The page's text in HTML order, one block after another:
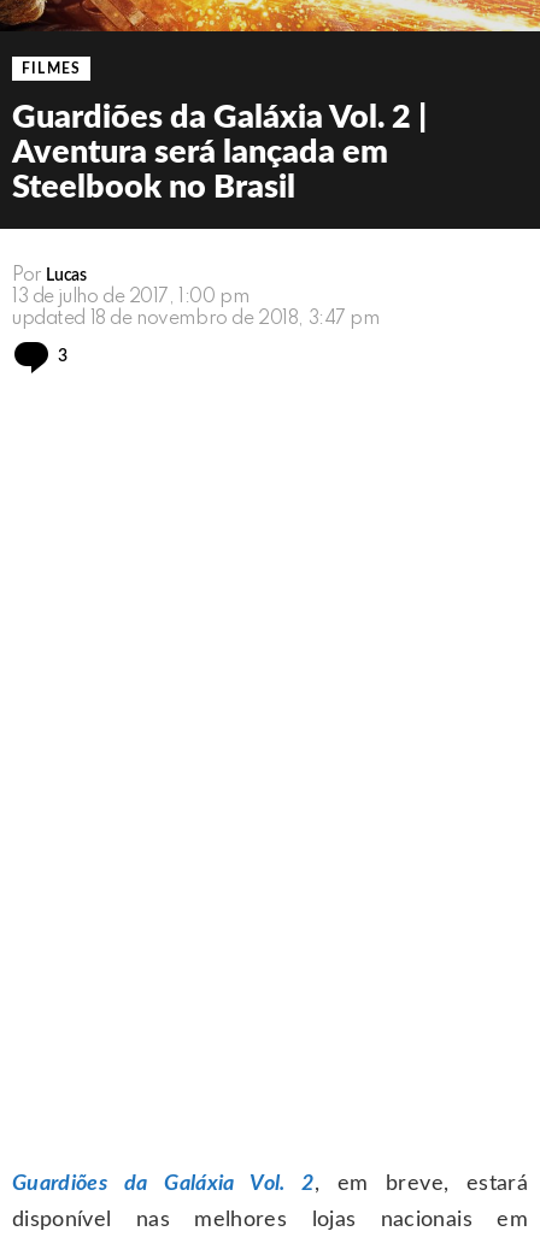
FILMES
Guardiões da Galáxia Vol. 2 |
Aventura será lançada em
Steelbook no Brasil
Por Lucas
13 de julho de 2017, 1:00 pm
updated
18 de novembro de 2018, 3:47 pm
3
Guardiões da Galáxia Vol. 2, em breve, estará
disponível nas melhores lojas nacionais em